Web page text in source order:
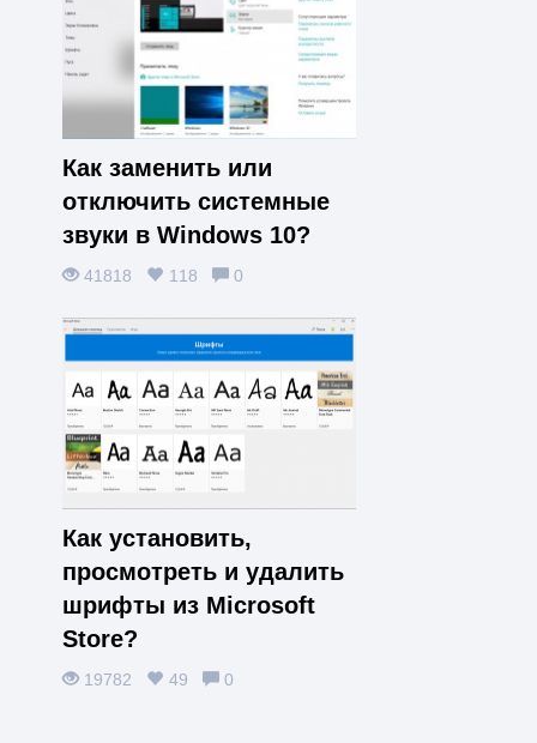
Как заменить или
отключить системные
звуки в Windows 10?
41818 118 0
Как установить,
просмотреть и удалить
шрифты из Microsoft
Store?
19782 49 0